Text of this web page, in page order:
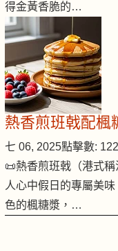
得金黃香脆的…
熱香煎班戟配楓
七 06, 2025點擊數:
📜熱香煎班戟（港式
人心中假日的專屬美
色的楓糖漿，…